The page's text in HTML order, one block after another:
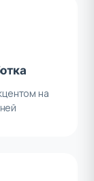
на